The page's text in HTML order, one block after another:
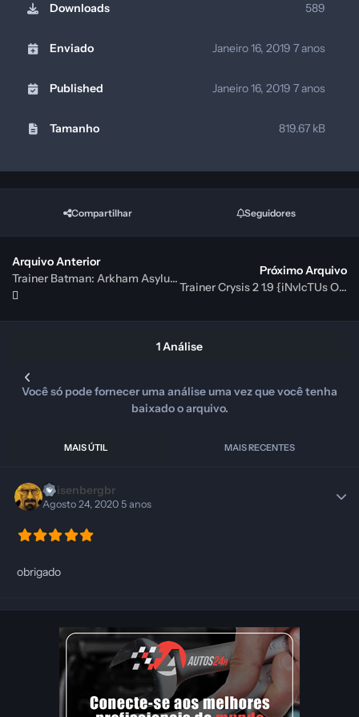
Downloads 589
Enviado Janeiro 16, 2019 7 anos
Published Janeiro 16, 2019 7 anos
Tamanho 819.67 kB
Compartilhar Seguidores
Arquivo Anterior
Trainer Batman: Arkham Asylum GOTY v1.0 {testhawk}
Próximo Arquivo
Trainer Crysis 2 1.9 {iNvIcTUs ORCuS / HoG}
1 Análise
Você só pode fornecer uma análise uma vez que você tenha
baixado o arquivo.
MAIS ÚTIL MAIS RECENTES
Heisenbergbr
Agosto 24, 20205 anos
obrigado